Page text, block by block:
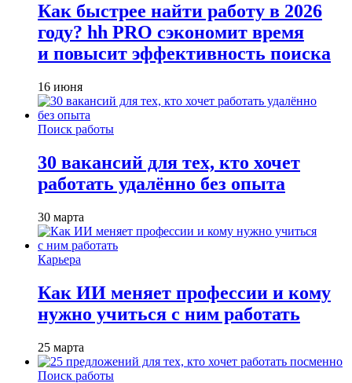
Как быстрее найти работу в 2026
году? hh PRO сэкономит время
и повысит эффективность поиска
16 июня
Поиск работы
30 вакансий для тех, кто хочет
работать удалённо без опыта
30 марта
Карьера
Как ИИ меняет профессии и кому
нужно учиться с ним работать
25 марта
Поиск работы